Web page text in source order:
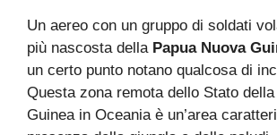
Un aereo con un gruppo di soldati
più nascosta della Papua Nuova
un certo punto notano qualcosa di
Questa zona remota dello Stato
Guinea in Oceania è un’area